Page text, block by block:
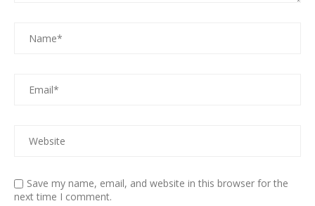
Save my name, email, and website in this browser for the
next time I comment.